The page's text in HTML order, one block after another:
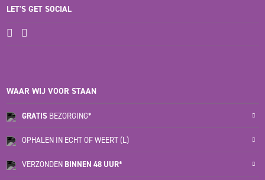
LET'S GET SOCIAL
WAAR WIJ VOOR STAAN
GRATIS BEZORGING*
OPHALEN IN ECHT OF WEERT (L)
VERZONDEN BINNEN 48 UUR*